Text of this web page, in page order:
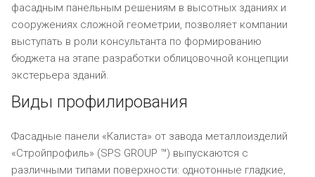
фасадным панельным решениям в высотных зданиях и
сооружениях сложной геометрии, позволяет компании
выступать в роли консультанта по формированию
бюджета на этапе разработки облицовочной концепции
экстерьера зданий.
Виды профилирования
Фасадные панели «Калиста» от завода металлоизделий
«Стройпрофиль» (SPS GROUP ™) выпускаются с
различными типами поверхности: однотонные гладкие,